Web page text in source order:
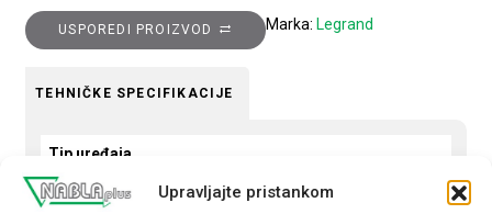
Upravljajte pristankom
USPOREDI PROIZVOD Marka: Legrand
TEHNIČKE SPECIFIKACIJE
Tip uređaja
Tipkalo